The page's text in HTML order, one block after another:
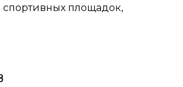
площадок,